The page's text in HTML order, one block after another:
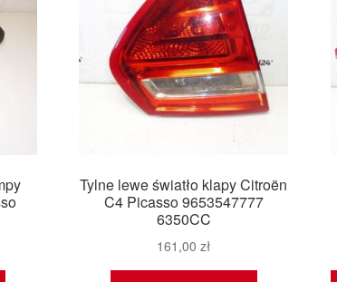
Tylne lewe światło klapy Citroën
C4 Picasso 9653547777
6350CC
161,00zł